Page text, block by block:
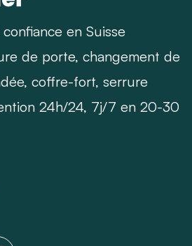
en Suisse
de porte, changement de
coffre-fort, serrure
24h/24, 7j/7 en 20-30